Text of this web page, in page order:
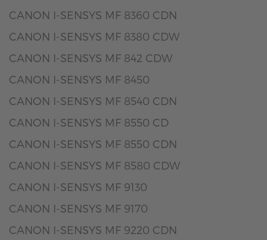
CANON I-SENSYS MF 8360 CDN
CANON I-SENSYS MF 8380 CDW
CANON I-SENSYS MF 842 CDW
CANON I-SENSYS MF 8450
CANON I-SENSYS MF 8540 CDN
CANON I-SENSYS MF 8550 CD
CANON I-SENSYS MF 8550 CDN
CANON I-SENSYS MF 8580 CDW
CANON I-SENSYS MF 9130
CANON I-SENSYS MF 9170
CANON I-SENSYS MF 9220 CDN